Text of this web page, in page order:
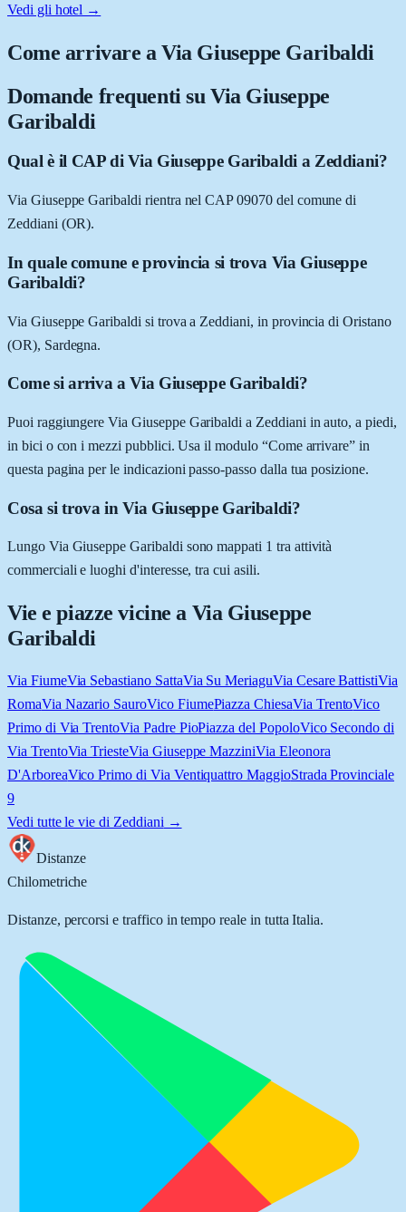
Vedi gli hotel →
Come arrivare aVia Giuseppe Garibaldi
Domande frequenti su Via Giuseppe
Garibaldi
Qual è il CAP di Via Giuseppe Garibaldi a Zeddiani?
Via Giuseppe Garibaldi rientra nel CAP 09070 del comune di
Zeddiani (OR).
In quale comune e provincia si trova Via Giuseppe
Garibaldi?
Via Giuseppe Garibaldi si trova a Zeddiani, in provincia di Oristano
(OR), Sardegna.
Come si arriva a Via Giuseppe Garibaldi?
Puoi raggiungere Via Giuseppe Garibaldi a Zeddiani in auto, a piedi,
in bici o con i mezzi pubblici. Usa il modulo “Come arrivare” in
questa pagina per le indicazioni passo-passo dalla tua posizione.
Cosa si trova in Via Giuseppe Garibaldi?
Lungo Via Giuseppe Garibaldi sono mappati 1 tra attività
commerciali e luoghi d'interesse, tra cui asili.
Vie e piazze vicine a Via Giuseppe
Garibaldi
Via FiumeVia Sebastiano SattaVia Su MeriaguVia Cesare BattistiVia
RomaVia Nazario SauroVico FiumePiazza ChiesaVia TrentoVico
Primo di Via TrentoVia Padre PioPiazza del PopoloVico Secondo di
Via TrentoVia TriesteVia Giuseppe MazziniVia Eleonora
D'ArboreaVico Primo di Via Ventiquattro MaggioStrada Provinciale
9
Vedi tutte le vie di Zeddiani →
Distanze
Chilometriche
Distanze, percorsi e traffico in tempo reale in tutta Italia.